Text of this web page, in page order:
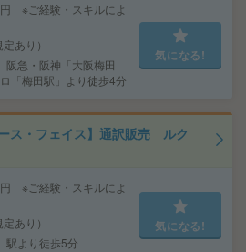
※ご経験・スキルによ
あり）
急・阪神「大阪梅田
「梅田駅」より徒歩4分
気になる!
ス・フェイス】通訳販売 ルク
※ご経験・スキルによ
あり）
より徒歩5分
気になる!